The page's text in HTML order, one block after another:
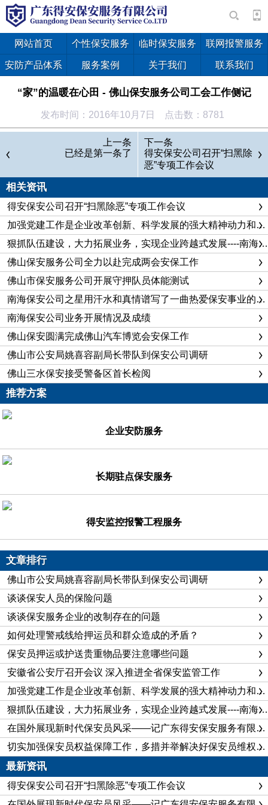
网站首页 个性保安服务 临时保安服务 联网报警服务
安防产品体系 服务案例 关于我们 联系我们
“家”的温暖在心田 - 佛山保安服务公司工会工作侧记
发布时间：2016年10月7日 点击数：8781
上一条
已经是第一条了
下一条
得安保安公司召开“扫黑除
恶”专项工作会议
相关资讯
得安保安公司召开“扫黑除恶”专项工作会议
加强党建工作是企业改革创新、科学发展的强大精神动力和重要政治保证
狠抓队伍建设，大力拓展业务，实现企业跨越式发展----南海保安公司企业建设纪实
佛山保安服务公司全力以赴完成两会安保工作
佛山市保安服务公司开展守押队员体能测试
南海保安公司之星用汗水和真情谱写了一曲热爱保安事业的壮丽之歌
南海保安公司业务开展情况及成绩
佛山保安圆满完成佛山汽车博览会安保工作
佛山市公安局姚喜容副局长带队到保安公司调研
佛山三水保安接受警备区首长检阅
推荐方案
企业安防服务
长期驻点保安服务
得安监控报警工程服务
文章排行
佛山市公安局姚喜容副局长带队到保安公司调研
谈谈保安人员的保险问题
谈谈保安服务企业的改制存在的问题
如何处理警戒线给押运员和群众造成的矛盾？
保安员押运或护送贵重物品要注意哪些问题
安徽省公安厅召开会议 深入推进全省保安监管工作
加强党建工作是企业改革创新、科学发展的强大精神动力和重要政治保证
狠抓队伍建设，大力拓展业务，实现企业跨越式发展----南海保安公司企业建设纪实
在国外展现新时代保安员风采——记广东得安保安服务有限公司佛山分公司保安队长陈飞
切实加强保安员权益保障工作，多措并举解决好保安员维权问题
最新资讯
得安保安公司召开“扫黑除恶”专项工作会议